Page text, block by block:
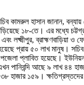
কামরুল হাসান জানান,
১৮-তে। এর মধ্যে
লক্ষ্মীপুর, ব্রাহ্মণবাড়িয়া ও
প্রায় ৫০ লাখ মানুষ।
প্লাবিত হয়েছে।
পানিবন্দি আছে ৯ লাখ ৪৪
হাজার ১৫৯। ক্ষতিগ্রস্তদের